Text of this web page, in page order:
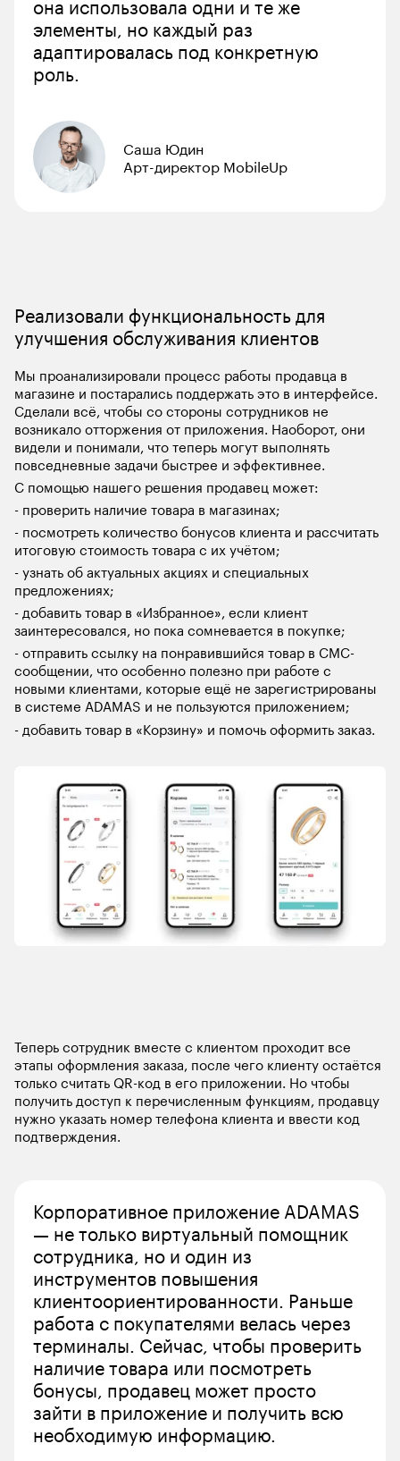
она использовала одни и те же
элементы, но каждый раз
адаптировалась под конкретную
роль.
Саша Юдин
Арт-директор MobileUp
Реализовали функциональность для
улучшения обслуживания клиентов
Мы проанализировали процесс работы продавца в
магазине и постарались поддержать это в интерфейсе.
Сделали всё, чтобы со стороны сотрудников не
возникало отторжения от приложения. Наоборот, они
видели и понимали, что теперь могут выполнять
повседневные задачи быстрее и эффективнее.
С помощью нашего решения продавец может:
- проверить наличие товара в магазинах;
- посмотреть количество бонусов клиента и рассчитать
итоговую стоимость товара с их учётом;
- узнать об актуальных акциях и специальных
предложениях;
- добавить товар в «Избранное», если клиент
заинтересовался, но пока сомневается в покупке;
- отправить ссылку на понравившийся товар в СМС-
сообщении, что особенно полезно при работе с
новыми клиентами, которые ещё не зарегистрированы
в системе ADAMAS и не пользуются приложением;
- добавить товар в «Корзину» и помочь оформить заказ.
Теперь сотрудник вместе с клиентом проходит все
этапы оформления заказа, после чего клиенту остаётся
только считать QR-код в его приложении. Но чтобы
получить доступ к перечисленным функциям, продавцу
нужно указать номер телефона клиента и ввести код
подтверждения.
Корпоративное приложение ADAMAS
— не только виртуальный помощник
сотрудника, но и один из
инструментов повышения
клиентоориентированности. Раньше
работа с покупателями велась через
терминалы. Сейчас, чтобы проверить
наличие товара или посмотреть
бонусы, продавец может просто
зайти в приложение и получить всю
необходимую информацию.